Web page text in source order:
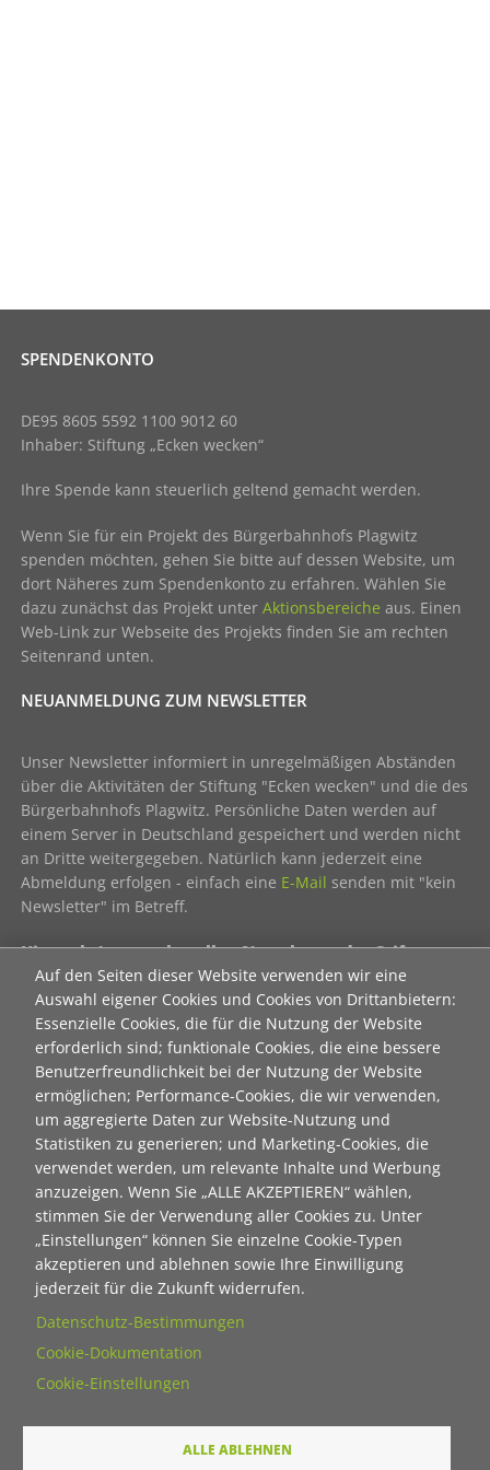
Auf den Seiten dieser Website verwenden wir eine
Auswahl eigener Cookies und Cookies von Drittanbietern:
Essenzielle Cookies, die für die Nutzung der Website
erforderlich sind; funktionale Cookies, die eine bessere
Benutzerfreundlichkeit bei der Nutzung der Website
ermöglichen; Performance-Cookies, die wir verwenden,
um aggregierte Daten zur Website-Nutzung und
Statistiken zu generieren; und Marketing-Cookies, die
verwendet werden, um relevante Inhalte und Werbung
anzuzeigen. Wenn Sie „ALLE AKZEPTIEREN“ wählen,
stimmen Sie der Verwendung aller Cookies zu. Unter
„Einstellungen“ können Sie einzelne Cookie-Typen
akzeptieren und ablehnen sowie Ihre Einwilligung
jederzeit für die Zukunft widerrufen.
Datenschutz-Bestimmungen
Cookie-Dokumentation
Cookie-Einstellungen
ALLE ABLEHNEN
SPENDENKONTO
DE95 8605 5592 1100 9012 60
Inhaber: Stiftung „Ecken wecken“
Ihre Spende kann steuerlich geltend gemacht werden.
Wenn Sie für ein Projekt des Bürgerbahnhofs Plagwitz
spenden möchten, gehen Sie bitte auf dessen Website, um
dort Näheres zum Spendenkonto zu erfahren. Wählen Sie
dazu zunächst das Projekt unterAktionsbereiche aus. Einen
Web-Link zur Webseite des Projekts finden Sie am rechten
Seitenrand unten.
NEUANMELDUNG ZUM NEWSLETTER
Unser Newsletter informiert in unregelmäßigen Abständen
über die Aktivitäten der Stiftung "Ecken wecken" und die des
Bürgerbahnhofs Plagwitz. Persönliche Daten werden auf
einem Server in Deutschland gespeichert und werden nicht
an Dritte weitergegeben. Natürlich kann jederzeit eine
Abmeldung erfolgen - einfach eine E-Mail senden mit "kein
Newsletter" im Betreff.
Hier geht's zum aktuellen Newsletter der Stiftung
"Ecken wecken":
als html
als pdf
Neuanmeldung zum Newsletter der Stiftung "Ecken
wecken":
Contact 1
Anrede
Titel
Vorname